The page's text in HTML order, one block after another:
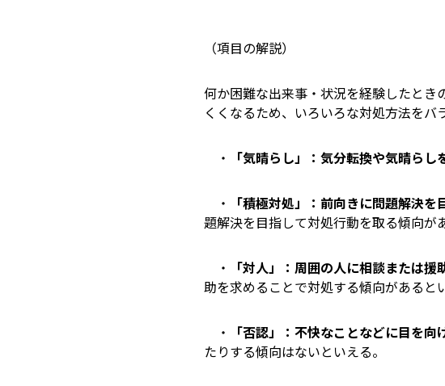
（項目の解説）
何か困難な出来事・状況を経験したとき
くくなるため、いろいろな対処方法を
・ 「気晴らし」：気分転換や気晴らし
・ 「積極対処」：前向きに問題解決を
題解決を目指して対処行動を取る傾向が
・ 「対人」：周囲の人に相談または援
助を求めることで対処する傾向があると
・ 「否認」：不快なことなどに目を向
たりする傾向はないといえる。